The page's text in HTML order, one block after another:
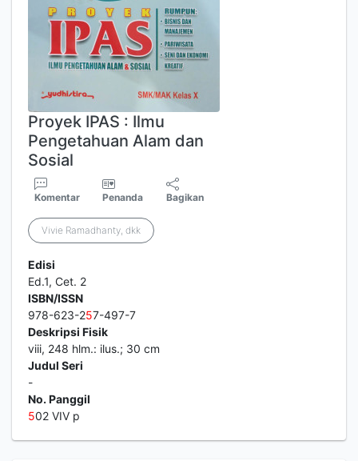
Proyek IPAS : Ilmu
Pengetahuan Alam dan
Sosial
Komentar Penanda Bagikan
Vivie Ramadhanty, dkk
Edisi
Ed.1, Cet. 2
ISBN/ISSN
978-623-257-497-7
Deskripsi Fisik
viii, 248 hlm.: ilus.; 30 cm
Judul Seri
-
No. Panggil
502 VIV p